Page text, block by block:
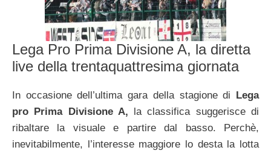
Lega Pro Prima Divisione A, la diretta
live della trentaquattresima giornata
In occasione dell’ultima gara della stagione di Lega
pro Prima Divisione A, la classifica suggerisce di
ribaltare la visuale e partire dal basso. Perchè,
inevitabilmente, l’interesse maggiore lo desta la lotta